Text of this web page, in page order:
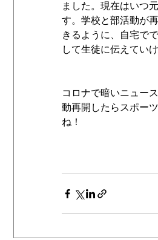
ました。現在はいつ
す。学校と部活動が
きるように、自宅で
して生徒に伝えてい
コロナで暗いニュー
動再開したらスポー
ね！